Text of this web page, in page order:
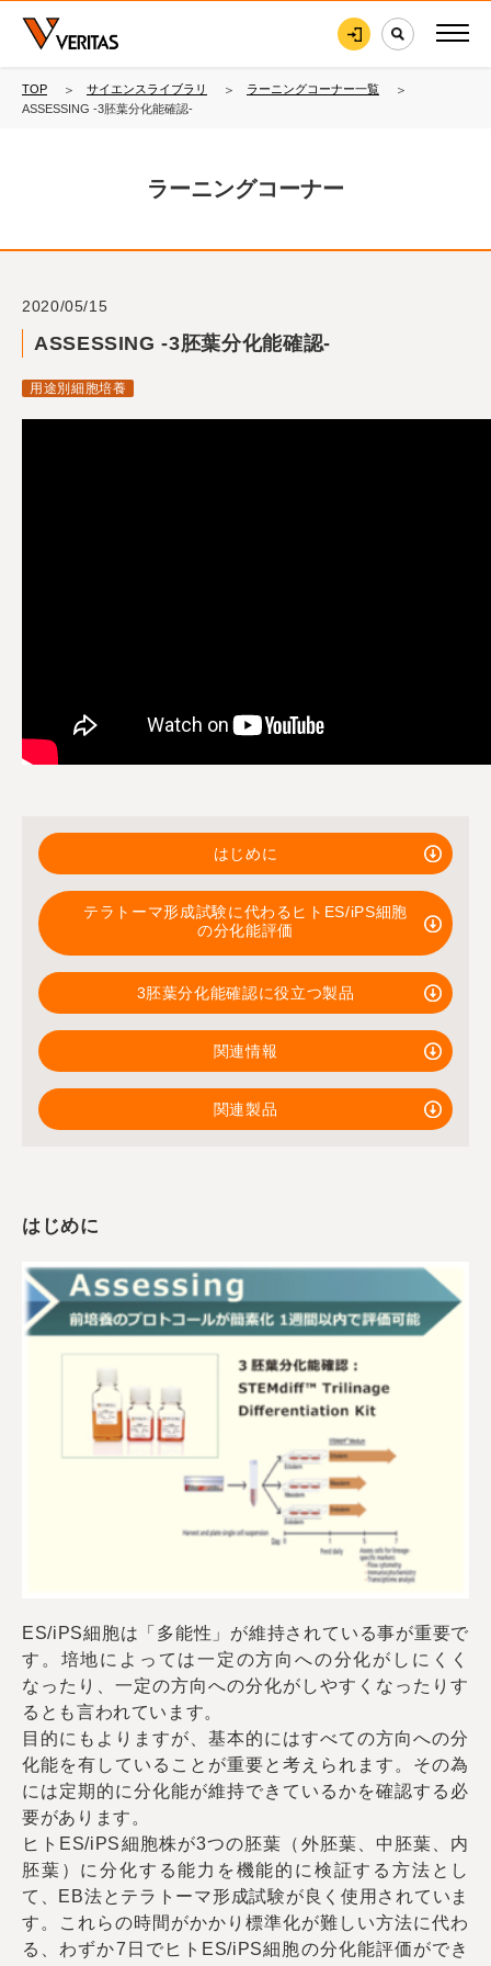
TOP サイエンスライブラリ
ラーニングコーナー一覧
ASSESSING -3胚葉分化能確認-
ラーニングコーナー
2020/05/15
ASSESSING -3胚葉分化能確認-
用途別細胞培養
はじめに
テラトーマ形成試験に代わるヒトES/iPS細胞
の分化能評価
3胚葉分化能確認に役立つ製品
関連情報
関連製品
はじめに
ES/iPS細胞は「多能性」が維持されている事が重要で
す。培地によっては一定の方向への分化がしにくく
なったり、一定の方向への分化がしやすくなったりす
るとも言われています。
目的にもよりますが、基本的にはすべての方向への分
化能を有していることが重要と考えられます。その為
には定期的に分化能が維持できているかを確認する必
要があります。
ヒトES/iPS細胞株が3つの胚葉（外胚葉、中胚葉、内
胚葉）に分化する能力を機能的に検証する方法とし
て、EB法とテラトーマ形成試験が良く使用されていま
す。これらの時間がかかり標準化が難しい方法に代わ
る、わずか7日でヒトES/iPS細胞の分化能評価ができ